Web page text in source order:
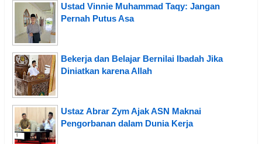
Ustad Vinnie Muhammad Taqy: Jangan
Pernah Putus Asa
Bekerja dan Belajar Bernilai Ibadah Jika
Diniatkan karena Allah
Ustaz Abrar Zym Ajak ASN Maknai
Pengorbanan dalam Dunia Kerja